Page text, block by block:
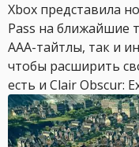
Xbox представила
Pass на ближайшие
ААА-тайтлы, так и
чтобы расширить
есть и Clair Obscur: